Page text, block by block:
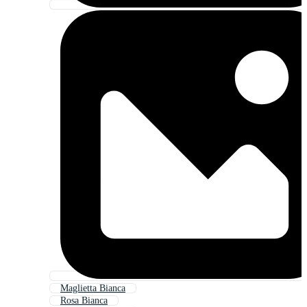
Maglietta Bianca
Rosa Bianca